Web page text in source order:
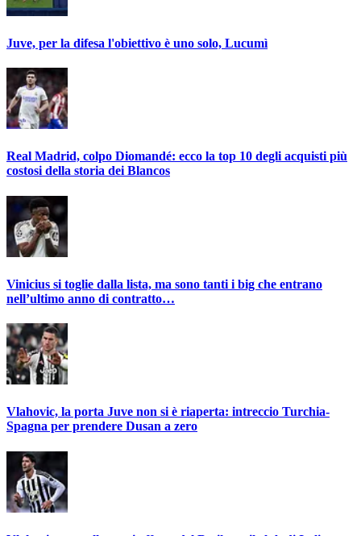
Juve, per la difesa l'obiettivo è uno solo, Lucumì
Real Madrid, colpo Diomandé: ecco la top 10 degli acquisti più
costosi della storia dei Blancos
Vinicius si toglie dalla lista, ma sono tanti i big che entrano
nell’ultimo anno di contratto…
Vlahovic, la porta Juve non si è riaperta: intreccio Turchia-
Spagna per prendere Dusan a zero